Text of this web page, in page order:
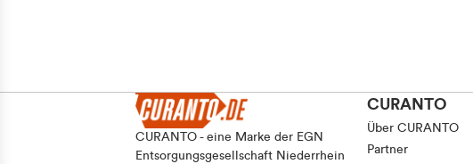
CURANTO - eine Marke der EGN
Entsorgungsgesellschaft Niederrhein
CURANTO
Über CURANTO
Partner